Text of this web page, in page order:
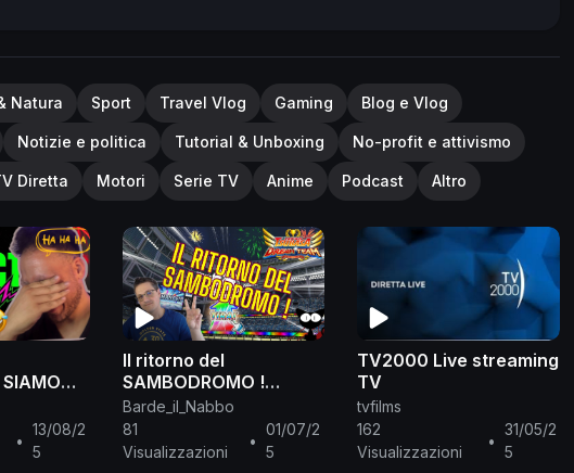
Natura Sport Travel Vlog Gaming Blog e Vlog
Notizie e politica Tutorial & Unboxing No-profit e attivismo
Diretta Motori Serie TV Anime Podcast Altro
•
13/08/2
5
Il ritorno del
SAMBODROMO !
Riassunto Live del
30.06.25
Barde_il_Nabbo
81
Visualizzazioni
•
01/07/2
5
TV2000 Live streaming
TV
tvfilms
162
Visualizzazioni
•
31/05/2
5